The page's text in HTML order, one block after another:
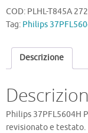
PLHL-
T845A
272217100759
quantità
COD: PLHL-T845A
Tag: Philips
Descrizione
Philips 37PFL5604H
revisionato e testato.